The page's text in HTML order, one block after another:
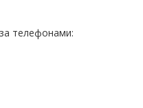
телефонами: